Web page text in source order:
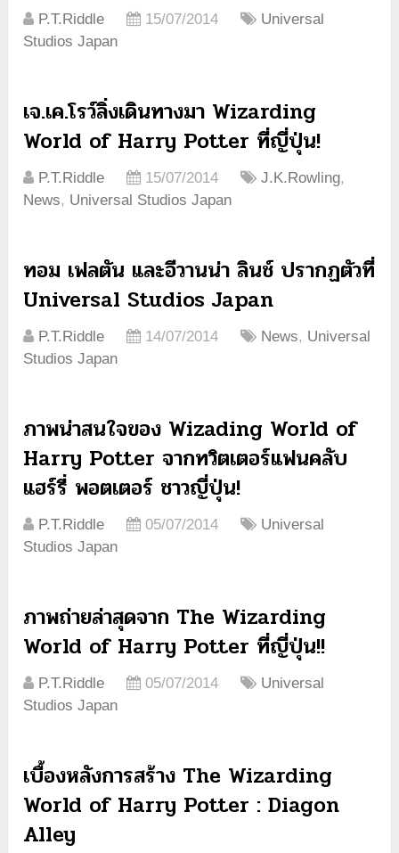
P.T.Riddle 15/07/2014
Universal
Studios Japan
เจ.เค.โรว์ลิ่งเดินทางมา Wizarding
World of Harry Potter ที่ญี่ปุ่น!
P.T.Riddle 15/07/2014 J.K.Rowling,
News, Universal Studios Japan
ทอม เฟลตัน และอีวานน่า ลินช์ ปรากฏตัวที่
Universal Studios Japan
P.T.Riddle 14/07/2014 News, Universal
Studios Japan
ภาพน่าสนใจของ Wizading World of
Harry Potter จากทวิตเตอร์แฟนคลับ
แฮร์รี่ พอตเตอร์ ชาวญี่ปุ่น!
P.T.Riddle 05/07/2014
Universal
Studios Japan
ภาพถ่ายล่าสุดจาก The Wizarding
World of Harry Potter ที่ญี่ปุ่น!!
P.T.Riddle 05/07/2014
Universal
Studios Japan
เบื้องหลังการสร้าง The Wizarding
World of Harry Potter : Diagon
Alley